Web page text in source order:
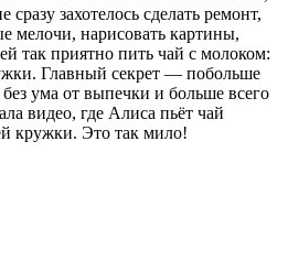
захотелось сделать ремонт,
мелочи, нарисовать картины,
так приятно пить чай с молоком:
Главный секрет — побольше
ума от выпечки и больше всего
видео, где Алиса пьёт чай
кружки. Это так мило!